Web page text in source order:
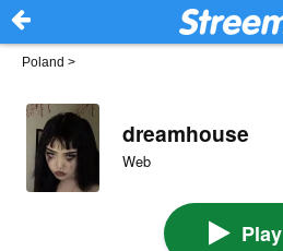
Poland >
dreamhouse
Web
Play